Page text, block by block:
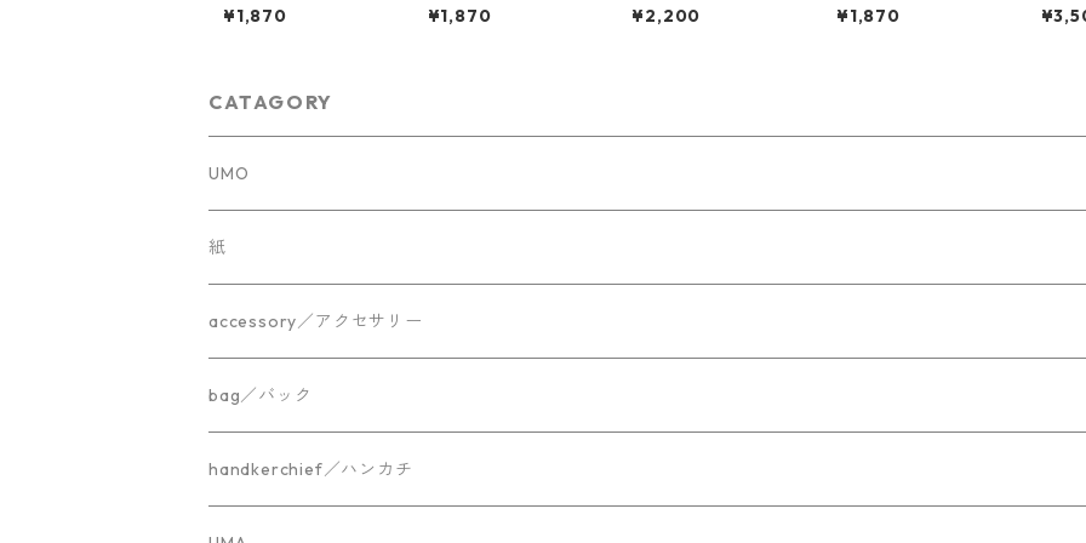
エロー
¥1,870
ラウン
¥1,870
ブルー
¥2,200
ルー
¥1,870
CATAGORY
UMO
紙
accessory／アクセサリー
bag／バック
handkerchief／ハンカチ